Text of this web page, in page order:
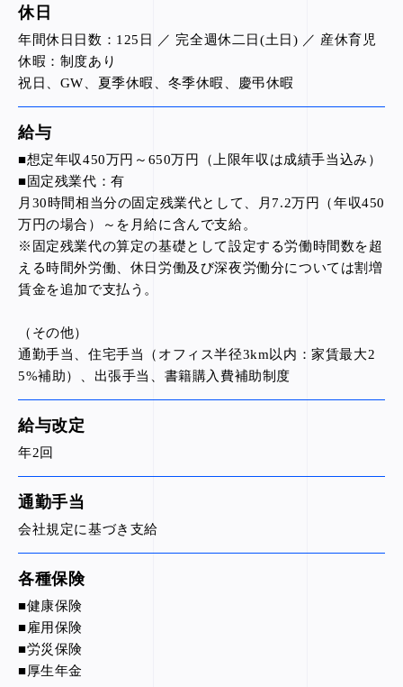
休日
年間休日日数：125日 ／ 完全週休二日(土日) ／ 産休育児
休暇：制度あり
祝日、GW、夏季休暇、冬季休暇、慶弔休暇
給与
■想定年収450万円～650万円（上限年収は成績手当込み）
■固定残業代：有
月30時間相当分の固定残業代として、月7.2万円（年収450
万円の場合）～を月給に含んで支給。
※固定残業代の算定の基礎として設定する労働時間数を超
える時間外労働、休日労働及び深夜労働分については割増
賃金を追加で支払う。
（その他）
通勤手当、住宅手当（オフィス半径3km以内：家賃最大2
5%補助）、出張手当、書籍購入費補助制度
給与改定
年2回
通勤手当
会社規定に基づき支給
各種保険
■健康保険
■雇用保険
■労災保険
■厚生年金